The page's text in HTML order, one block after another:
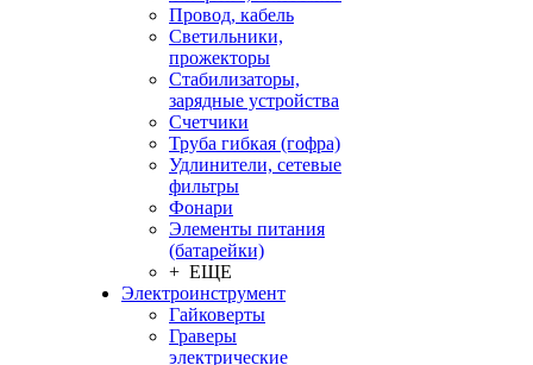
Провод, кабель
Светильники,
прожекторы
Стабилизаторы,
зарядные устройства
Счетчики
Труба гибкая (гофра)
Удлинители, сетевые
фильтры
Фонари
Элементы питания
(батарейки)
+ ЕЩЕ
Электроинструмент
Гайковерты
Граверы
электрические